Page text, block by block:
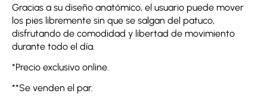
Gracias a su diseño anatómico, el usuario puede mover
los pies libremente sin que se salgan del patuco,
disfrutando de comodidad y libertad de movimiento
durante todo el día.
*Precio exclusivo online.
**Se venden el par.